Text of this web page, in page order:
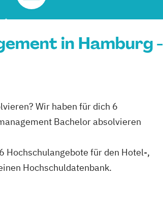
in Hamburg -
Wir haben für dich 6
Bachelor absolvieren
Hochschulangebote für den Hotel-,
Hochschuldatenbank.